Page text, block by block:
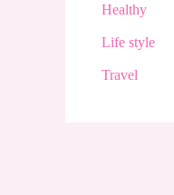
Healthy
Life style
Travel